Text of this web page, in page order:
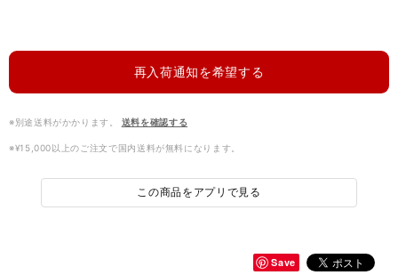
再入荷通知を希望する
※別途送料がかかります。 送料を確認する
※¥15,000以上のご注文で国内送料が無料になります。
この商品をアプリで見る
Save